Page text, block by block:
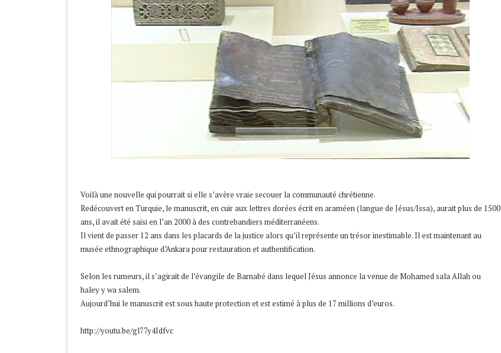
Voilà une nouvelle qui pourrait si elle s’avère vraie secouer la communauté chrétienne.
Redécouvert en Turquie, le manuscrit, en cuir aux lettres dorées écrit en araméen (langue de Jésus/Issa), aurait plus de 1500
ans, il avait été saisi en l’an 2000 à des contrebandiers méditerranéens.
Il vient de passer 12 ans dans les placards de la justice alors qu’il représente un trésor inestimable. Il est maintenant au
musée ethnographique d’Ankara pour restauration et authentification.
Selon les rumeurs, il s’agirait de l’évangile de Barnabé dans lequel Jésus annonce la venue de Mohamed sala Allah ou
haley y wa salem.
Aujourd’hui le manuscrit est sous haute protection et est estimé à plus de 17 millions d’euros.
http://youtu.be/gl77y4Idfvc